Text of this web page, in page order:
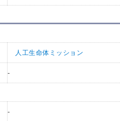
人工生命体ミッション
-
-